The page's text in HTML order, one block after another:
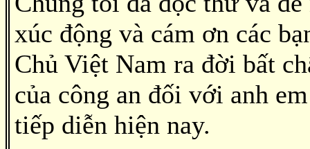
xúc động và cám ơn các
Chủ Việt Nam ra đời bất
của công an đối với anh
tiếp diễn hiện nay.